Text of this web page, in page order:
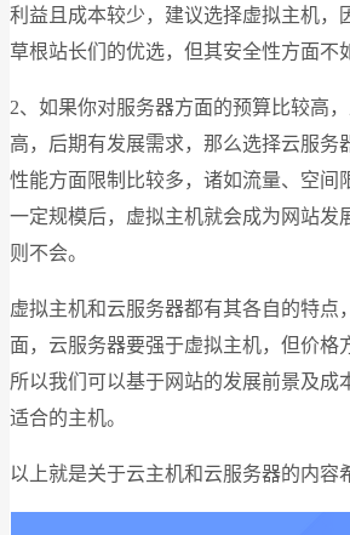
利益且成本较少，建议选择虚拟主机，
草根站长们的优选，但其安全性方面不
2、如果你对服务器方面的预算比较高
高，后期有发展需求，那么选择云服务
性能方面限制比较多，诸如流量、空间
一定规模后，虚拟主机就会成为网站发
则不会。
虚拟主机和云服务器都有其各自的特点
面，云服务器要强于虚拟主机，但价格
所以我们可以基于网站的发展前景及成
适合的主机。
以上就是关于云主机和云服务器的内容